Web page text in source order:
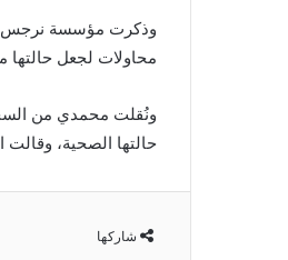
وذكرت مؤسسة نرجس
محاولات لجعل حالتها
ونُقلت محمدي من
حالتها الصحية،
شاركها